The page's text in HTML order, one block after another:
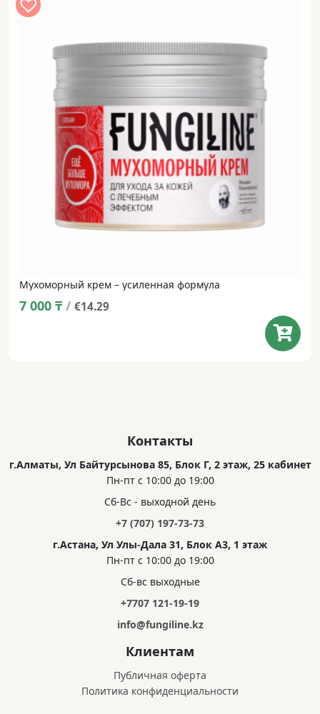
Мухоморный крем – усиленная формула
7 000 ₸ / €14.29
Контакты
г.Алматы, Ул Байтурсынова 85, Блок Г, 2 этаж, 25 кабинет
Пн-пт с 10:00 до 19:00
Сб-Вс - выходной день
+7 (707) 197-73-73
г.Астана, Ул Улы-Дала 31, Блок А3, 1 этаж
Пн-пт с 10:00 до 19:00
Сб-вс выходные
+7707 121-19-19
info@fungiline.kz
Клиентам
Публичная оферта
Политика конфиденциальности